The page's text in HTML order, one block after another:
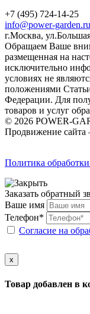
+7 (495) 724-14-25
info@power-garden.ru
г.Москва,
Обращаем Ваше
размещенная на
исключительно
условиях не
положениями
Федерации. Для
товаров и услуг
© 2026 POWER-
Продвижение
Политика
Заказать обратный
Ваше имя
Телефон*
Согласие на
x
Товар добавлен в